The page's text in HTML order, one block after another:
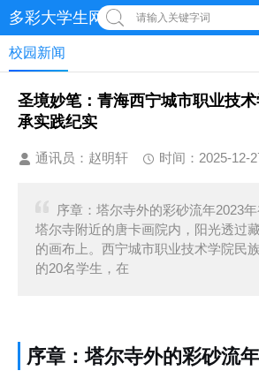
多彩大学生网-首页请输入关键字词
校园新闻
圣境妙笔：青海西宁城市职业技
承实践纪实
通讯员：赵明轩 时间：2025-12-
序章：塔尔寺外的彩砂流年2023
塔尔寺附近的唐卡画院内，阳光透过
的画布上。西宁城市职业技术学院民
的20名学生，在
序章：塔尔寺外的彩砂流年